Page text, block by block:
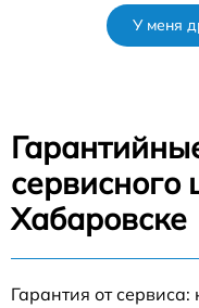
У меня
сервисного
Хабаровске
Гарантия от